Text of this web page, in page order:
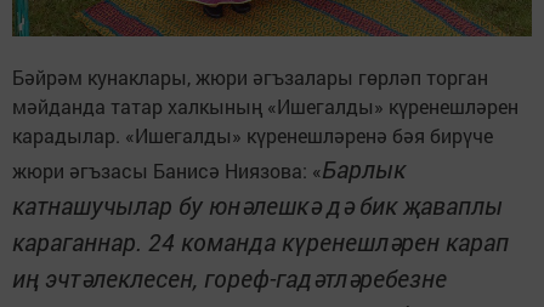
Бәйрәм кунаклары, жюри әгъзалары гөрләп торган
мәйданда татар халкының «Ишегалды» күренешләрен
карадылар. «Ишегалды» күренешләренә бәя бирүче
жюри әгъзасы Банисә Ниязова: «Барлык
катнашучылар бу юнәлешкә дә бик җаваплы
караганнар. 24 команда күренешләрен карап
иң эчтәлеклесен, гореф-гадәтләребезне